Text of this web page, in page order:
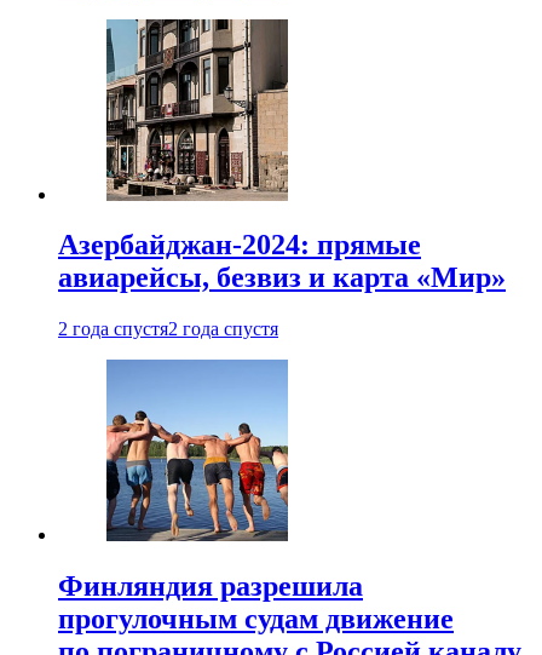
Азербайджан-2024: прямые
авиарейсы, безвиз и карта «Мир»
2 года спустя2 года спустя
Финляндия разрешила
прогулочным судам движение